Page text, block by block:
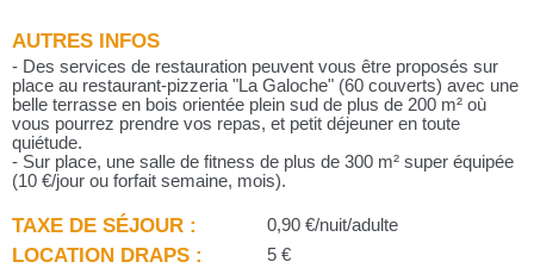
AUTRES INFOS
- Des services de restauration peuvent vous être proposés sur
place au restaurant-pizzeria "La Galoche" (60 couverts) avec une
belle terrasse en bois orientée plein sud de plus de 200 m² où
vous pourrez prendre vos repas, et petit déjeuner en toute
quiétude.
- Sur place, une salle de fitness de plus de 300 m² super équipée
(10 €/jour ou forfait semaine, mois).
TAXE DE SÉJOUR : 0,90 €/nuit/adulte
LOCATION DRAPS : 5 €